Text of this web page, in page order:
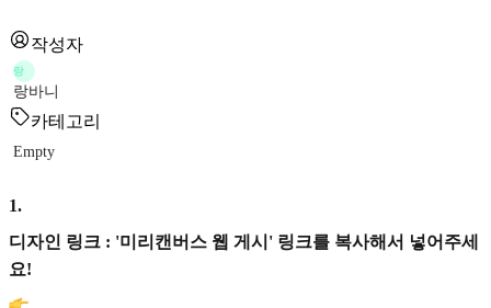
작성자
랑
랑바니
카테고리
Empty
1.
디자인 링크 : '미리캔버스 웹 게시' 링크를 복사해서 넣어주세
요!